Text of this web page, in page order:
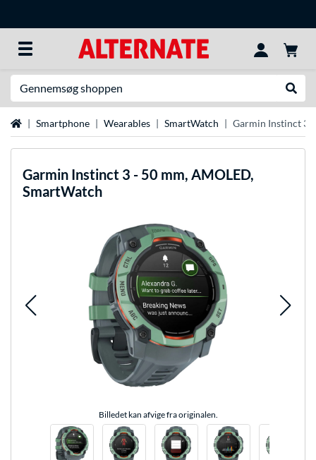
StartsideSmartphone Wearables SmartWatch Garmin Instinct 3
Garmin Instinct 3 - 50 mm, AMOLED,
SmartWatch
Billedet kan afvige fra originalen.